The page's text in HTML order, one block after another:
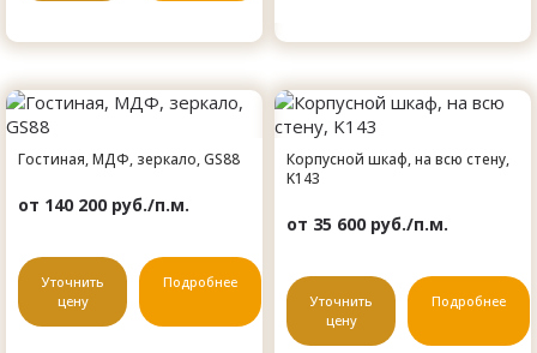
Гостиная, МДФ, зеркало, GS88
от 140 200 руб./п.м.
Уточнить
цену
Подробнее
Корпусной шкаф, на всю стену,
K143
от 35 600 руб./п.м.
Уточнить
цену
Подробнее